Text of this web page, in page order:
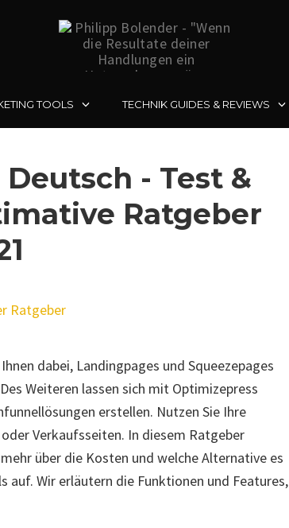
TOOLS TECHNIK GUIDES & REVIEWS
- Test &
Ratgeber
Ratgeber
dabei, Landingpages und Squeezepages
Weiteren lassen sich mit Optimizepress
erstellen. Nutzen Sie Ihre
Verkaufsseiten. In diesem Ratgeber
über die Kosten und welche Alternative es
auf. Wir erläutern die Funktionen und Features,